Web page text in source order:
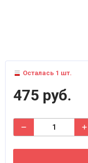
Осталась 1 шт.
475 руб.